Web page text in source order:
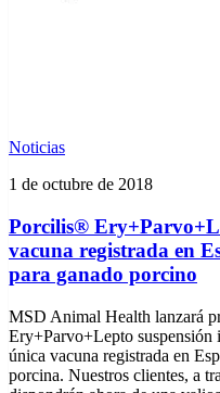
Noticias
1 de octubre de 2018
Porcilis®
vacuna registrada en
para ganado porcino
MSD Animal Health lanzará
Ery+Parvo+Lepto suspensión
única vacuna registrada en
porcina. Nuestros clientes, a